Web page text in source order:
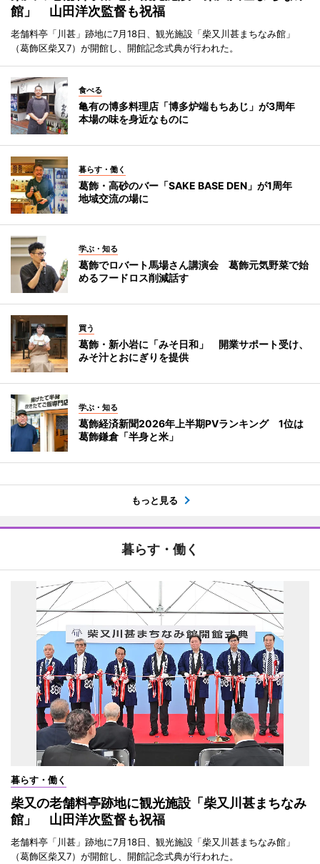
館」 山田洋次監督も祝福
老舗料亭「川甚」跡地に7月18日、観光施設「柴又川甚まちなみ館」
（葛飾区柴又7）が開館し、開館記念式典が行われた。
食べる
亀有の博多料理店「博多炉端もちあじ」が3周年
本場の味を身近なものに
暮らす・働く
葛飾・高砂のバー「SAKE BASE DEN」が1周年
地域交流の場に
学ぶ・知る
葛飾でロバート馬場さん講演会 葛飾元気野菜で始
めるフードロス削減話す
買う
葛飾・新小岩に「みそ日和」 開業サポート受け、
みそ汁とおにぎりを提供
学ぶ・知る
葛飾経済新聞2026年上半期PVランキング 1位は
葛飾鎌倉「半身と米」
もっと見る
暮らす・働く
暮らす・働く
柴又の老舗料亭跡地に観光施設「柴又川甚まちなみ
館」 山田洋次監督も祝福
老舗料亭「川甚」跡地に7月18日、観光施設「柴又川甚まちなみ館」
（葛飾区柴又7）が開館し、開館記念式典が行われた。